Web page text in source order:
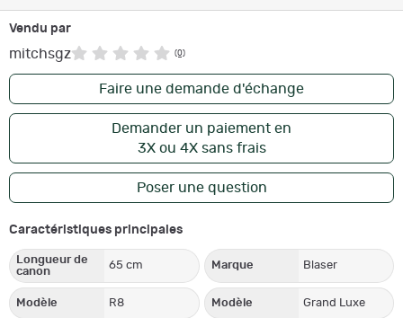
Vendu par
mitchsgz (0)
Faire une demande d'échange
Demander un paiement en
3X ou 4X sans frais
Poser une question
Caractéristiques principales
Longueur de
canon
65 cm Marque Blaser
Modèle R8 Modèle Grand Luxe